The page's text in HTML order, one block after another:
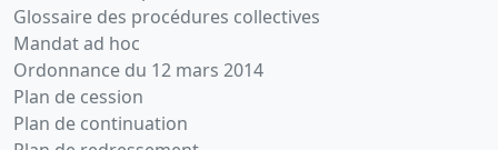
Glossaire des procédures collectives
Mandat ad hoc
Ordonnance du 12 mars 2014
Plan de cession
Plan de continuation